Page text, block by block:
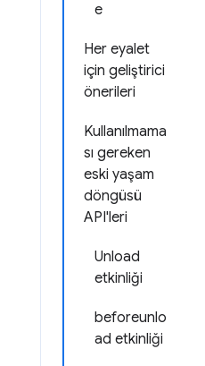
e
Her eyalet
için geliştirici
önerileri
Kullanılmama
sı gereken
eski yaşam
döngüsü
API'leri
Unload
etkinliği
beforeunlo
ad etkinliği